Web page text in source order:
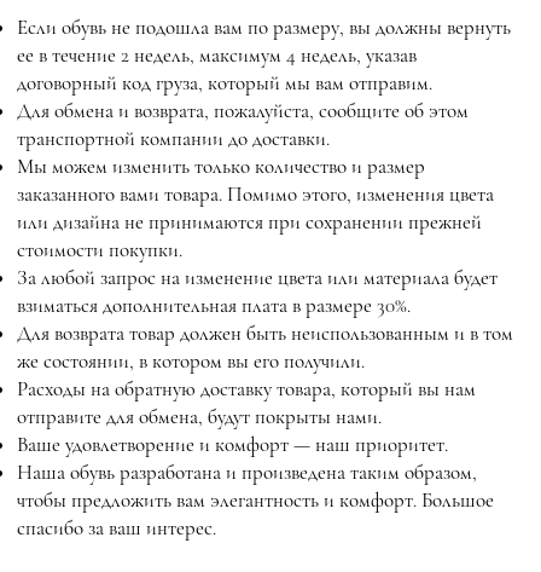
Если обувь не подошла вам по размеру, вы должны вернуть
ее в течение 2 недель, максимум 4 недель, указав
договорный код груза, который мы вам отправим.
Для обмена и возврата, пожалуйста, сообщите об этом
транспортной компании до доставки.
Мы можем изменить только количество и размер
заказанного вами товара. Помимо этого, изменения цвета
или дизайна не принимаются при сохранении прежней
стоимости покупки.
За любой запрос на изменение цвета или материала будет
взиматься дополнительная плата в размере 30%.
Для возврата товар должен быть неиспользованным и в том
же состоянии, в котором вы его получили.
Расходы на обратную доставку товара, который вы нам
отправите для обмена, будут покрыты нами.
Ваше удовлетворение и комфорт — наш приоритет.
Наша обувь разработана и произведена таким образом,
чтобы предложить вам элегантность и комфорт. Большое
спасибо за ваш интерес.